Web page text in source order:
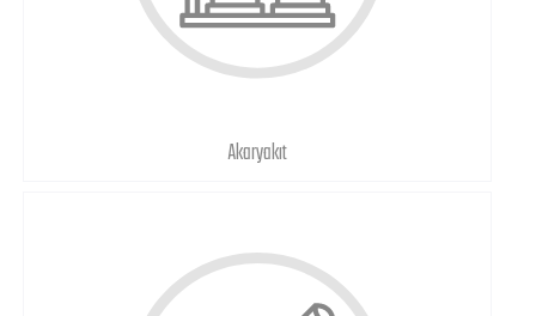
Akaryakıt